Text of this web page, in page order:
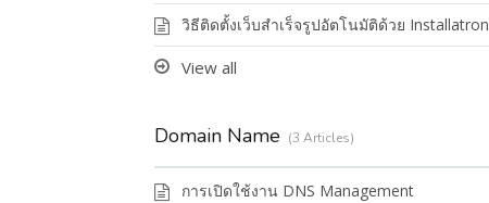
วิธีติดตั้งเว็บสำเร็จรูปอัตโนมัติด้วย Installatron
View all
Domain Name 3 Articles
การเปิดใช้งาน DNS Management